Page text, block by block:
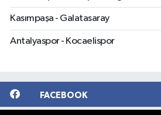
Kasımpaşa - Galatasaray
Antalyaspor - Kocaelispor
FACEBOOK